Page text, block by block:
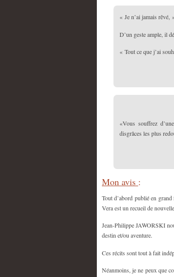
« Je n’ai jamais
D’un geste ample, il
« Tout ce que j’ai
«Vous souffrez
disgrâces les plus
Mon avis :
Tout d’abord publié en
Vera est un recueil de
Jean-Philippe JAWORSKI
destin et/ou aventure.
Ces récits sont tout à fait
Néanmoins, je ne peux que